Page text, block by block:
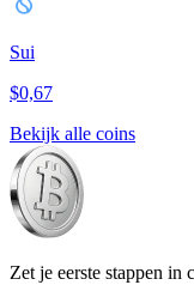
Sui
$0,67
Bekijk alle coins
Zet je eerste stappen in